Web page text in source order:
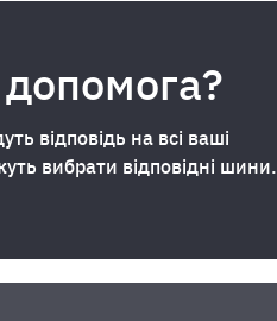
відповідь на всі ваші
вибрати відповідні шини.